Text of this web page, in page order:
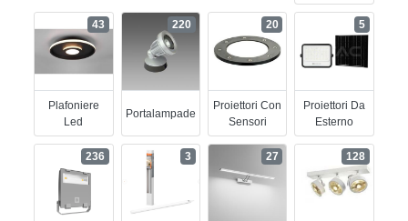
Plafoniere
Led
43
Portalampade
220
Proiettori Con
Sensori
20
Proiettori Da
Esterno
5
236 3 27 128